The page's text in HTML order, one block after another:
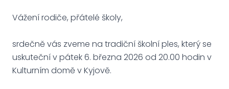
Vážení rodiče, přátelé školy,
srdečně vás zveme na tradiční školní ples, který se
uskuteční v pátek 6. března 2026 od 20.00 hodin v
Kulturním domě v Kyjově.